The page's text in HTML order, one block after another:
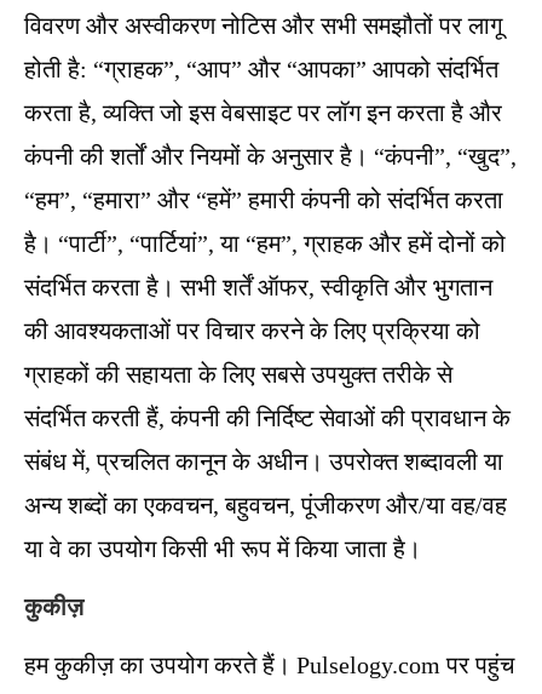
विवरण और अस्वीकरण नोटिस और सभी समझौतों पर लागू
होती है: “ग्राहक”, “आप” और “आपका” आपको संदर्भित
करता है, व्यक्ति जो इस वेबसाइट पर लॉग इन करता है और
कंपनी की शर्तों और नियमों के अनुसार है। “कंपनी”, “खुद”,
“हम”, “हमारा” और “हमें” हमारी कंपनी को संदर्भित करता
है। “पार्टी”, “पार्टियां”, या “हम”, ग्राहक और हमें दोनों को
संदर्भित करता है। सभी शर्तें ऑफर, स्वीकृति और भुगतान
की आवश्यकताओं पर विचार करने के लिए प्रक्रिया को
ग्राहकों की सहायता के लिए सबसे उपयुक्त तरीके से
संदर्भित करती हैं, कंपनी की निर्दिष्ट सेवाओं की प्रावधान के
संबंध में, प्रचलित कानून के अधीन। उपरोक्त शब्दावली या
अन्य शब्दों का एकवचन, बहुवचन, पूंजीकरण और/या वह/वह
या वे का उपयोग किसी भी रूप में किया जाता है।
कुकीज़
हम कुकीज़ का उपयोग करते हैं। Pulselogy.com पर पहुंच